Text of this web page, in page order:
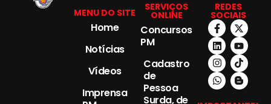
MENU DO SITE
Home
Notícias
Vídeos
Imprensa
SERVIÇOS
ONLINE
Concursos
PM
Cadastro
de
Pessoa
Surda, de
REDES
SOCIAIS